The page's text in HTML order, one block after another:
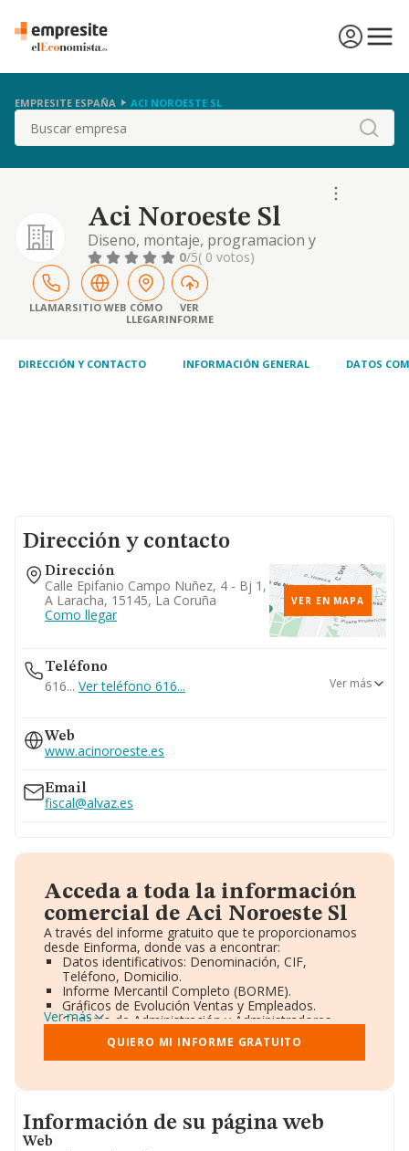
EMPRESITE ESPAÑA ACI NOROESTE SL
Buscar
Aci Noroeste Sl
Diseno, montaje, programacion y
mantenimiento de instalaciones electricas.
0/5( 0 votos)
LLAMARSITIO WEB CÓMO
LLEGAR
VER
INFORME
DIRECCIÓN Y CONTACTO INFORMACIÓN GENERAL DATOS
Dirección y contacto
Dirección
Calle Epifanio Campo Nuñez, 4 - Bj 1,
A Laracha, 15145, La Coruña
Como llegar
VER EN MAPA
Teléfono
616... Ver teléfono 616...
981606068
981773343
Ver más
Web
www.acinoroeste.es
Email
fiscal@alvaz.es
Acceda a toda la información
comercial de Aci Noroeste Sl
A través del informe gratuito que te proporcionamos
desde Einforma, donde vas a encontrar:
Datos identificativos: Denominación, CIF,
Teléfono, Domicilio.
Informe Mercantil Completo (BORME).
Gráficos de Evolución Ventas y Empleados.
Consejo de Administración y Administradores.
Directivos y Ejecutivos.
Accionistas.
Participaciones y Vinculaciones en otras empresas.
Información oficial y registral complementaria.
Ver más
QUIERO MI INFORME GRATUITO
Informacion de su página web
Información de su página web
Web